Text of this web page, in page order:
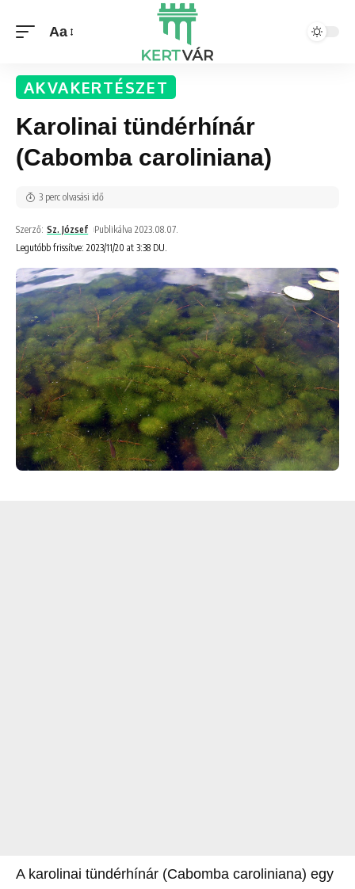
Aa
AKVAKERTÉSZET
Karolinai tündérhínár
(Cabomba caroliniana)
Legutóbb frissítve: 2023/11/20 at 3:38 DU.
Szerző: Sz. József Publikálva 2023.08.07.
3 perc olvasási idő
A karolinai tündérhínár (Cabomba caroliniana) egy